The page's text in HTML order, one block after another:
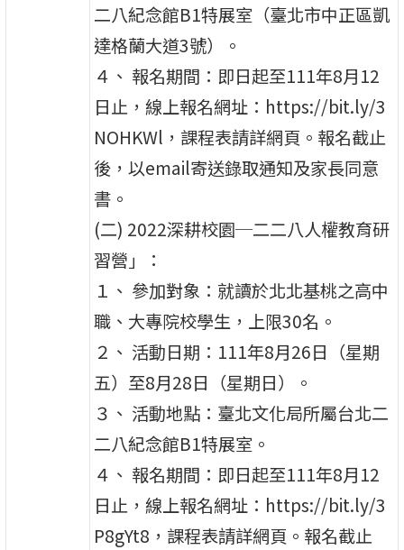
二八紀念館B1特展室（臺北市中正區凱
達格蘭大道3號）。
４、 報名期間：即日起至111年8月12
日止，線上報名網址：https://bit.ly/3
NOHKWl，課程表請詳網頁。報名截止
後，以email寄送錄取通知及家長同意
書。
(二) 2022深耕校園─二二八人權教育研
習營」：
１、 參加對象：就讀於北北基桃之高中
職、大專院校學生，上限30名。
２、 活動日期：111年8月26日（星期
五）至8月28日（星期日）。
３、 活動地點：臺北文化局所屬台北二
二八紀念館B1特展室。
４、 報名期間：即日起至111年8月12
日止，線上報名網址：https://bit.ly/3
P8gYt8，課程表請詳網頁。報名截止